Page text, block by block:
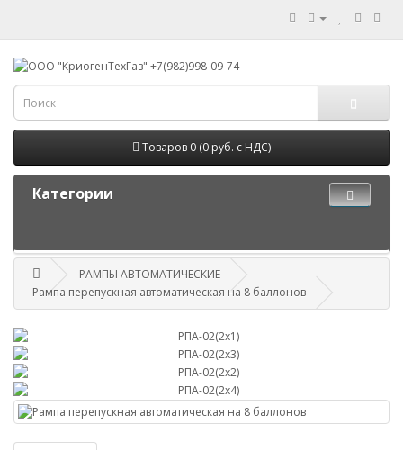
Товаров 0 (0 руб. с НДС)
Категории
РАМПЫ АВТОМАТИЧЕСКИЕ
Рампа перепускная автоматическая на 8 баллонов